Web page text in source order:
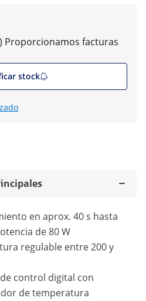
Proporcionamos facturas
stock
en aprox. 40 s hasta
de 80 W
regulable entre 200 y
control digital con
de temperatura